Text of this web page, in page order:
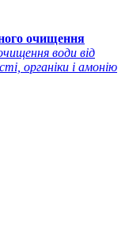
очищення
води від
органіки і амонію